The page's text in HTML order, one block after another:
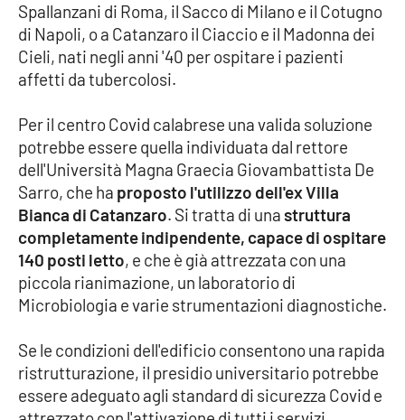
Parchi Marini Calabria
Leggendo Alvaro insieme
Imprese Di Calabria
Le perfidie di Antonella Grippo
Venti di comunicazione
STREAMING
LaC Network
Spallanzani di Roma, il Sacco di Milano e il Cotugno
di Napoli, o a Catanzaro il Ciaccio e il Madonna dei
Cieli, nati negli anni '40 per ospitare i pazienti
affetti da tubercolosi.
Per il centro Covid calabrese una valida soluzione
potrebbe essere quella individuata dal rettore
dell'Università Magna Graecia Giovambattista De
Sarro, che ha proposto l'utilizzo dell'ex Villa
Bianca di Catanzaro. Si tratta di unastruttura
completamente indipendente, capace di ospitare
140 posti letto, e che è già attrezzata con una
piccola rianimazione, un laboratorio di
Microbiologia e varie strumentazioni diagnostiche.
Se le condizioni dell'edificio consentono una rapida
ristrutturazione, il presidio universitario potrebbe
essere adeguato agli standard di sicurezza Covid e